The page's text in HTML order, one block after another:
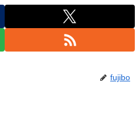
fujibo